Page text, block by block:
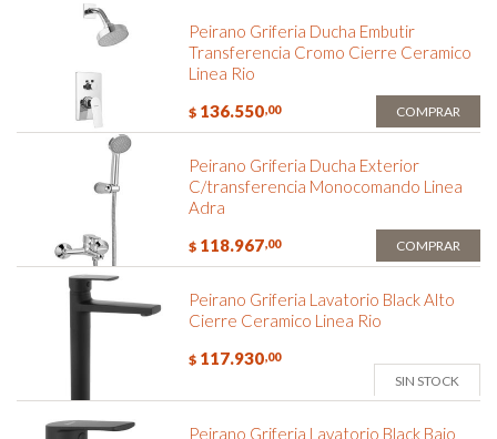
Peirano Griferia Ducha Embutir
Transferencia Cromo Cierre Ceramico
Linea Rio
$ 136.550,00 COMPRAR
Peirano Griferia Ducha Exterior
C/transferencia Monocomando Linea
Adra
$ 118.967,00 COMPRAR
Peirano Griferia Lavatorio Black Alto
Cierre Ceramico Linea Rio
$ 117.930,00
SIN STOCK
Peirano Griferia Lavatorio Black Bajo